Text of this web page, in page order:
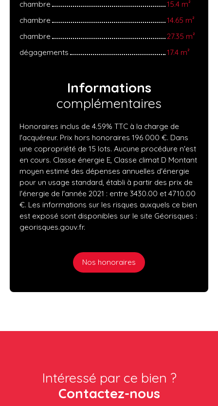
chambre
15.4 m²
chambre
14.65 m²
chambre
27.35 m²
dégagements
17.4 m²
Informations
complémentaires
Honoraires inclus de 4.59% TTC à la charge de
l'acquéreur. Prix hors honoraires 196 000 €. Dans
une copropriété de 15 lots. Aucune procédure n'est
en cours. Classe énergie E, Classe climat D Montant
moyen estimé des dépenses annuelles d'énergie
pour un usage standard, établi à partir des prix de
l'énergie de l'année 2021 : entre 3430.00 et 4710.00
€. Les informations sur les risques auxquels ce bien
est exposé sont disponibles sur le site Géorisques :
georisques.gouv.fr.
Nos honoraires
Intéressé par ce bien ?
Contactez-nous